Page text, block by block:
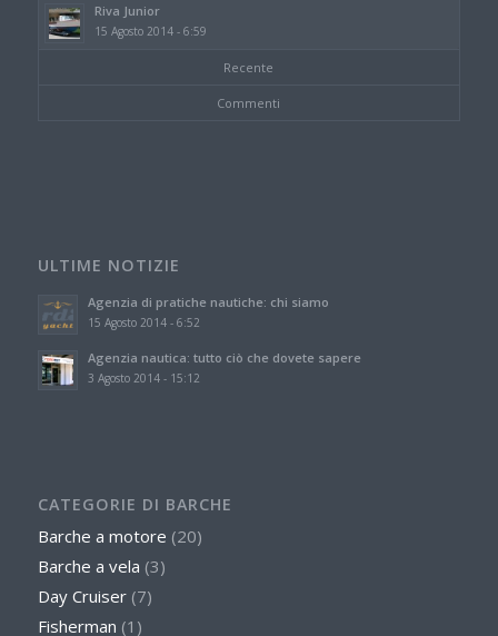
Riva Junior
15 Agosto 2014 - 6:59
Recente
Commenti
ULTIME NOTIZIE
Agenzia di pratiche nautiche: chi siamo
15 Agosto 2014 - 6:52
Agenzia nautica: tutto ciò che dovete sapere
3 Agosto 2014 - 15:12
CATEGORIE DI BARCHE
Barche a motore (20)
Barche a vela (3)
Day Cruiser(7)
Fisherman (1)